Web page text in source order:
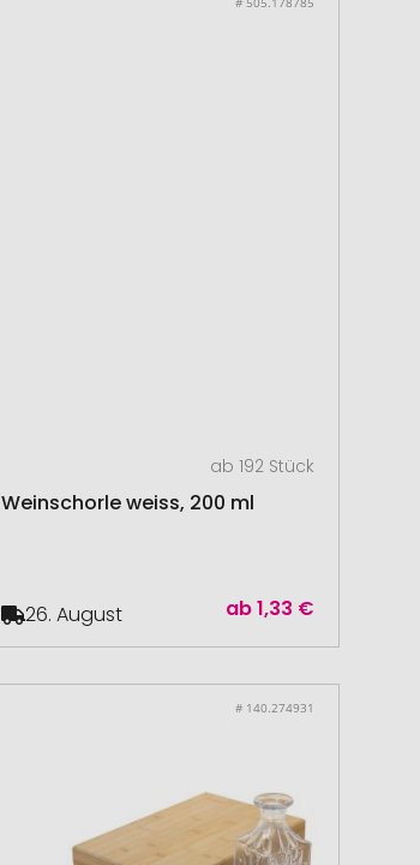
ab 192 Stück
Weinschorle weiss, 200 ml
ab1,33 €
26. August
# 140.274931